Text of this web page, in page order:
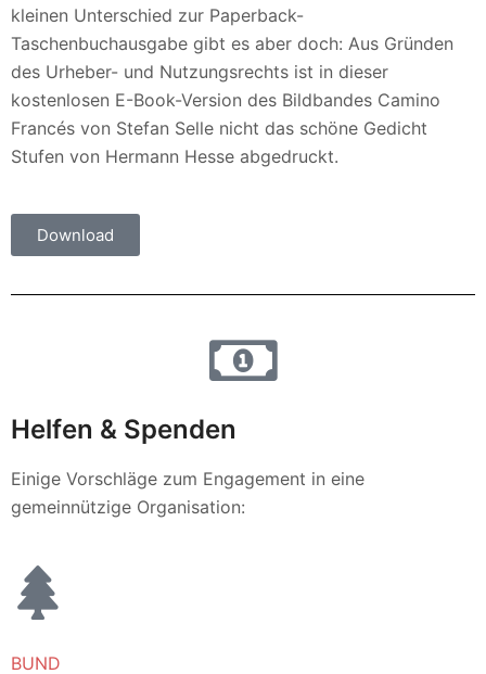
kleinen Unterschied zur Paperback-
Taschenbuchausgabe gibt es aber doch: Aus Gründen
des Urheber- und Nutzungsrechts ist in dieser
kostenlosen E-Book-Version des Bildbandes Camino
Francés von Stefan Selle nicht das schöne Gedicht
Stufen von Hermann Hesse abgedruckt.
Download
Helfen & Spenden
Einige Vorschläge zum Engagement in eine
gemeinnützige Organisation:
BUND